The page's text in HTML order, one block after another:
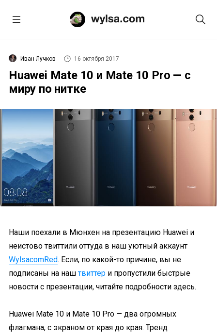
Иван Лучков 16 октября 2017
Huawei Mate 10 и Mate 10 Pro — с
миру по нитке
Наши поехали в Мюнхен на презентацию Huawei и
неистово твиттили оттуда в наш уютный аккаунт
WylsacomRed. Если, по какой-то причине, вы не
подписаны на наштвиттер и пропустили быстрые
новости с презентации, читайте подробности здесь.
Huawei Mate 10 и Mate 10 Pro ­— два огромных
флагмана, с экраном от края до края. Тренд